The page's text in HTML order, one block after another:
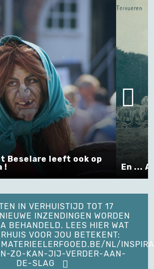
Beselare leeft ook op
!
En ...
IN VERHUISTIJD TOT 17
INZENDINGEN WORDEN
BEHANDELD. LEES HIER WAT
VOOR JOU BETEKENT:
NL/
ZO-KAN-JIJ-VERDER-AAN-
DE-SLAG